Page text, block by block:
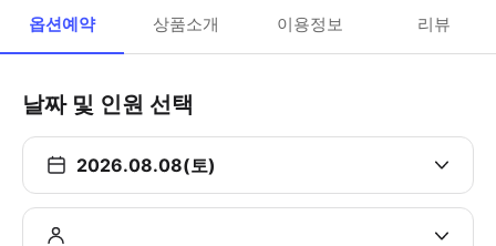
옵션예약 상품소개 이용정보 리뷰
날짜 및 인원 선택
2026.08.08(토)